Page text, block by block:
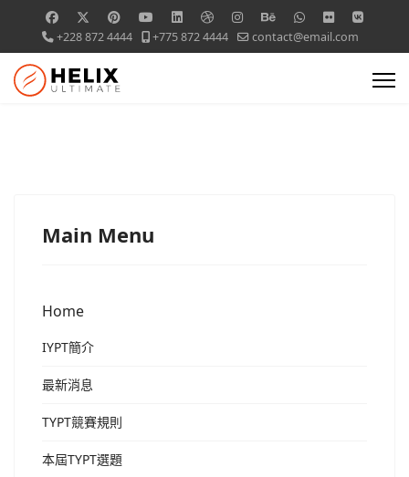
+228 872 4444 +775 872 4444 contact@email.com
Main Menu
Home
IYPT簡介
最新消息
TYPT競賽規則
本屆TYPT選題